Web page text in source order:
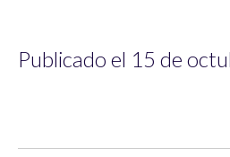
Publicado el 15 de